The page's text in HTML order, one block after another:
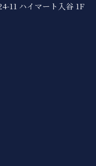
11 ハイマート入谷 1F